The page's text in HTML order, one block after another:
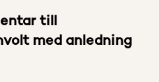
till
med anledning